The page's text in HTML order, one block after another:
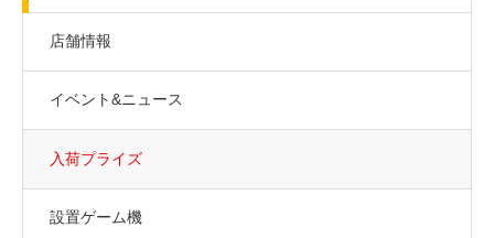
店舗情報
イベント&ニュース
入荷プライズ
設置ゲーム機